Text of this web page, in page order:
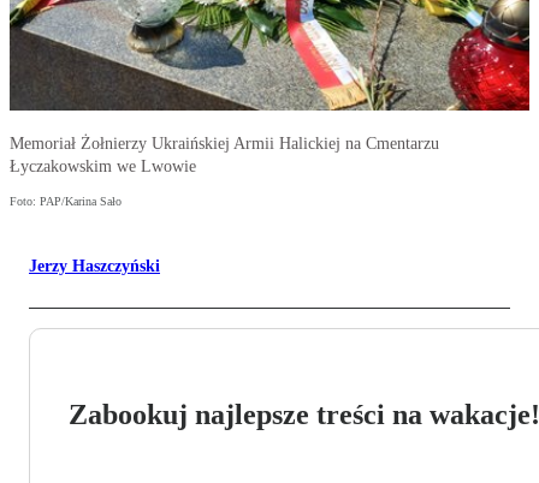
Memoriał Żołnierzy Ukraińskiej Armii Halickiej na Cmentarzu
Łyczakowskim we Lwowie
Foto: PAP/Karina Sało
Jerzy Haszczyński
Zabookuj najlepsze treści na wakacje!